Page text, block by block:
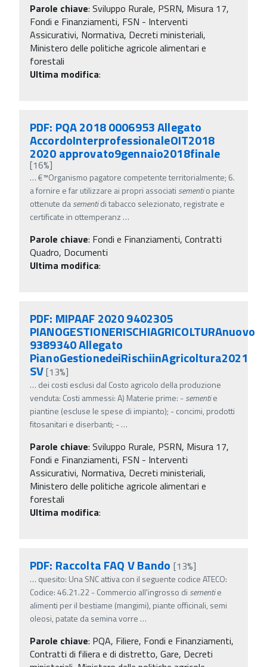
Parole chiave: Sviluppo Rurale, PSRN, Misura 17,
Fondi e Finanziamenti, FSN - Interventi
Assicurativi, Normativa, Decreti ministeriali,
Ministero delle politiche agricole alimentari e
forestali
Ultima modifica:
PDF: PQA 2018 0006953 Allegato
AccordoInterprofessionaleOIT2018
2020 approvato9gennaio2018finale
[16%]
…€™Organismo pagatore competente territorialmente; 6.
a fornire e far utilizzare ai propri associati sementio piante
ottenute dasementidi tabacco selezionato, registrate e
certificate in ottemperanz …
Parole chiave: Fondi e Finanziamenti, Contratti
Quadro, Documenti
Ultima modifica:
PDF: MIPAAF 2020 9402305
PIANOGESTIONERISCHIAGRICOLTURAnuovo
9389340 Allegato
PianoGestionedeiRischiinAgricoltura2021
SV[13%]
… dei costi esclusi dal Costo agricolo della produzione
venduta: Costi ammessi: A) Materie prime: -sementie
piantine (escluse le spese di impianto); - concimi, prodotti
fitosanitari e diserbanti; -…
Parole chiave: Sviluppo Rurale, PSRN, Misura 17,
Fondi e Finanziamenti, FSN - Interventi
Assicurativi, Normativa, Decreti ministeriali,
Ministero delle politiche agricole alimentari e
forestali
Ultima modifica:
PDF: Raccolta FAQ V Bando [13%]
… quesito: Una SNC attiva con il seguente codice ATECO:
Codice: 46.21.22 - Commercio all'ingrosso di sementie
alimenti per il bestiame (mangimi), piante officinali, semi
oleosi, patate da semina vorre …
Parole chiave: PQA, Filiere, Fondi e Finanziamenti,
Contratti di filiera e di distretto, Gare, Decreti